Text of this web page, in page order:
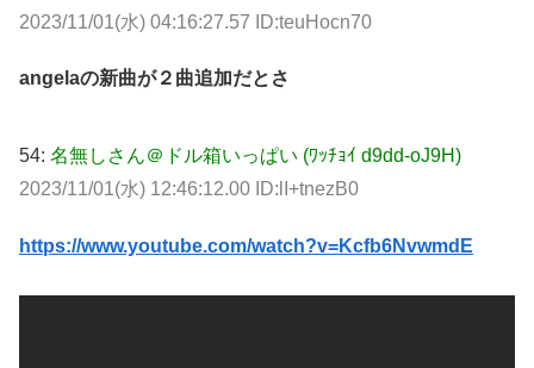
2023/11/01(水) 04:16:27.57 ID:teuHocn70
angelaの新曲が２曲追加だとさ
54: 名無しさん＠ドル箱いっぱい (ﾜｯﾁｮｲ d9dd-oJ9H)
2023/11/01(水) 12:46:12.00 ID:lI+tnezB0
https://www.youtube.com/watch?v=Kcfb6NvwmdE